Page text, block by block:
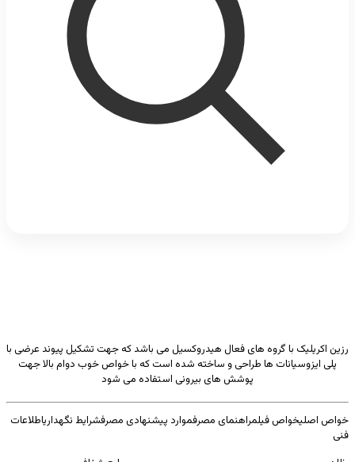
رزین اکریلیک با گروه های فعال هیدروکسیل می باشد که جهت تشکیل پیوند عرضی با
پلی ایزوسیانات ها طراحی و ساخته شده است که با خواص خوب دوام بالا جهت
پوشش های بیرونی استفاده می شود
خواص اصلیخواص فیلمراهنمای مصرفموارد پیشنهادی مصرفشرایط نگهداریاطلاعات
فنی